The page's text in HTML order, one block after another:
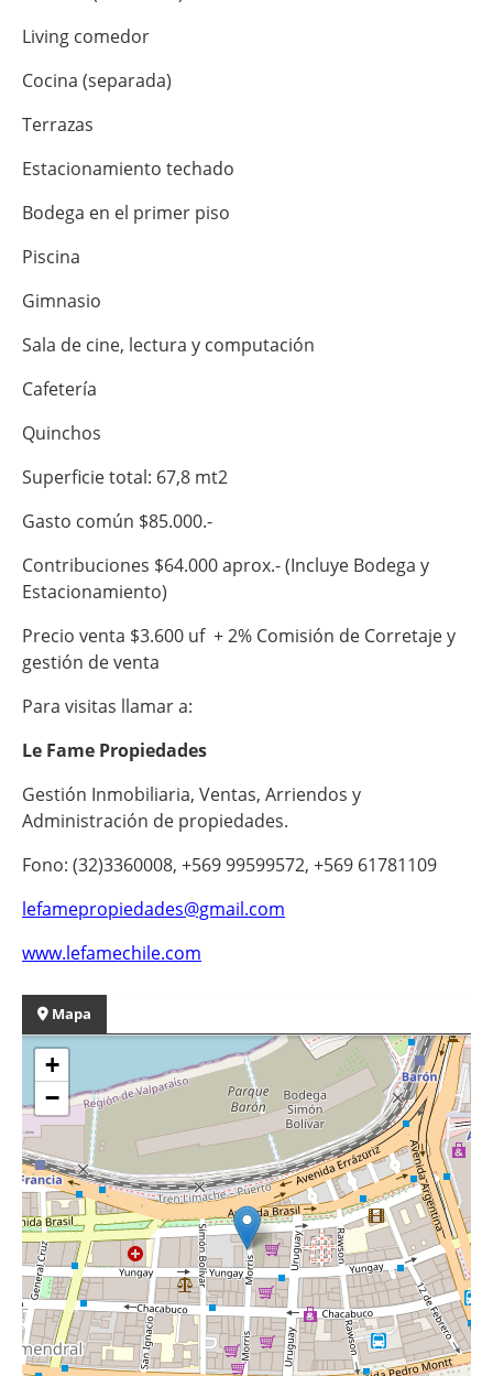
Living comedor
Cocina (separada)
Terrazas
Estacionamiento techado
Bodega en el primer piso
Piscina
Gimnasio
Sala de cine, lectura y computación
Cafetería
Quinchos
Superficie total: 67,8 mt2
Gasto común $85.000.-
Contribuciones $64.000 aprox.- (Incluye Bodega y
Estacionamiento)
Precio venta $3.600 uf + 2% Comisión de Corretaje y
gestión de venta
Para visitas llamar a:
Le Fame Propiedades
Gestión Inmobiliaria, Ventas, Arriendos y
Administración de propiedades.
Fono: (32)3360008, +569 99599572, +569 61781109
lefamepropiedades@gmail.com
www.lefamechile.com
Mapa
+
−